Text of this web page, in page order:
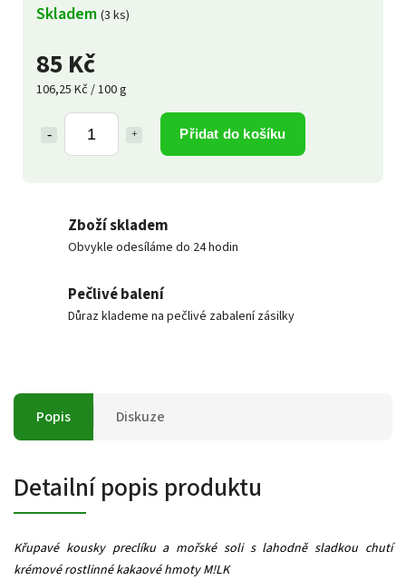
85 Kč
106,25 Kč / 100 g
Přidat do košíku
Skladem (3 ks)
Zboží skladem
Obvykle odesíláme do 24 hodin
Pečlivé balení
Důraz klademe na pečlivé zabalení zásilky
Popis Diskuze
Detailní popis produktu
Křupavé kousky preclíku a mořské soli s lahodně sladkou chutí
krémové rostlinné kakaové hmoty M!LK